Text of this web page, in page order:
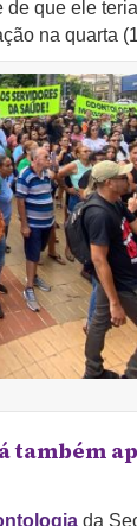
de que ele
na quarta
também
da